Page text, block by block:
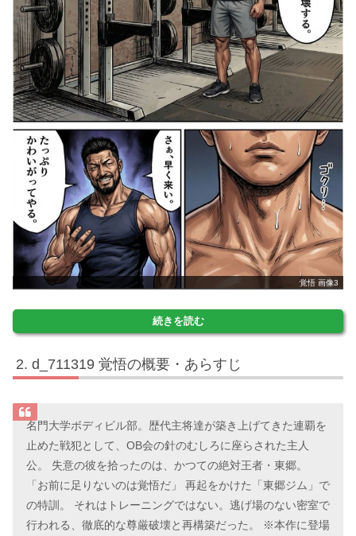
覚悟 画像3
続きを読む
d_711319 覚悟の概要・あらすじ
名門大学ボディビル部。歴代主将達が築き上げてきた連覇を
止めた戦犯として、OB会の針のむしろに座らされた主人
公。 失意の彼を拾ったのは、かつての絶対王者・東郷。
「お前に足りないのは覚悟だ」 再起をかけた「東郷ジム」で
の特訓。 それはトレーニングではない。逃げ場のない密室で
行われる、徹底的な尊厳破壊と再構築だった。 ※本作に登場